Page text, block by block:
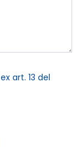
ex art. 13 del